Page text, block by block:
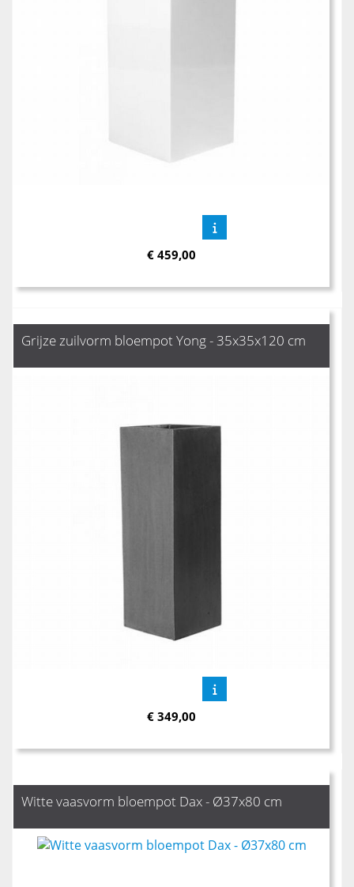
€ 459,00
Grijze zuilvorm bloempot Yong - 35x35x120 cm
€ 349,00
Witte vaasvorm bloempot Dax - Ø37x80 cm